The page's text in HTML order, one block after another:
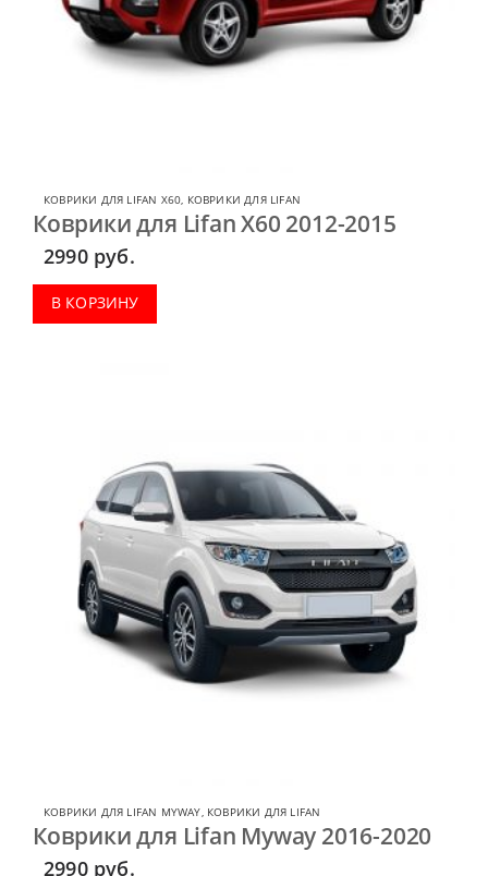
КОВРИКИ ДЛЯ LIFAN X60, КОВРИКИ ДЛЯ LIFAN
Коврики для Lifan X60 2012-2015
2990 руб.
В КОРЗИНУ
КОВРИКИ ДЛЯ LIFAN MYWAY, КОВРИКИ ДЛЯ LIFAN
Коврики для Lifan Myway 2016-2020
2990 руб.